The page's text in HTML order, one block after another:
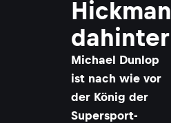
Hickman
dahinter
Michael Dunlop
ist nach wie vor
der König der
Supersport-